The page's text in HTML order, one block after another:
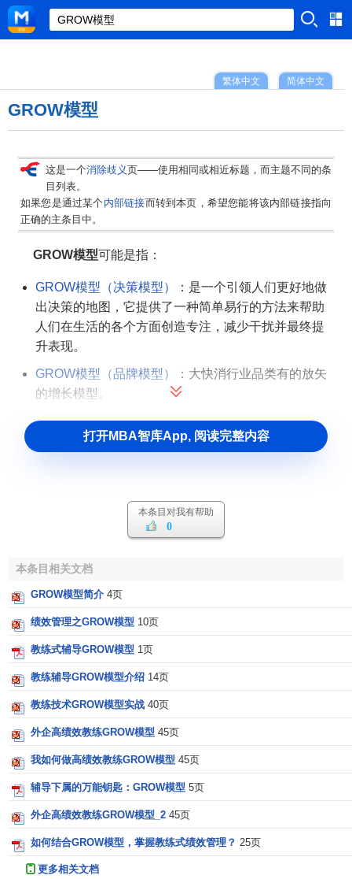
简体中文
繁体中文
GROW模型
这是一个消除歧义页——使用相同或相近标题，而主题不同的条
目列表。
如果您是通过某个内部链接而转到本页，希望您能将该内部链接指向
正确的主条目中。
GROW模型可能是指：
GROW模型（决策模型）
：是一个引领人们更好地做
出决策的地图，它提供了一种简单易行的方法来帮助
人们在生活的各个方面创造专注，减少干扰并最终提
升表现。
GROW模型（品牌模型）
：大快消行业品类有的放矢
的增长模型。
打开MBA智库App, 阅读完整内容
本条目对我有帮助
0
本条目相关文档
GROW模型简介 4页
绩效管理之GROW模型 10页
教练式辅导GROW模型 1页
教练辅导GROW模型介绍 14页
教练技术GROW模型实战 40页
外企高绩效教练GROW模型 45页
我如何做高绩效教练GROW模型 45页
辅导下属的万能钥匙：GROW模型 5页
外企高绩效教练GROW模型_2 45页
如何结合GROW模型，掌握教练式绩效管理？ 25页
更多相关文档